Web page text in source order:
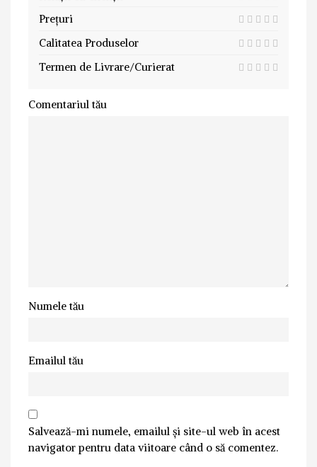
Prețuri
Calitatea Produselor
Termen de Livrare/Curierat
Comentariul tău
Numele tău
Emailul tău
Salvează-mi numele, emailul și site-ul web în acest
navigator pentru data viitoare când o să comentez.